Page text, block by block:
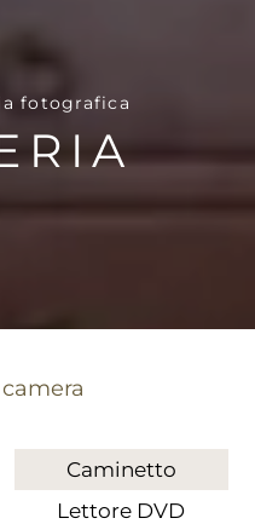
fotografica
Caminetto
Lettore DVD